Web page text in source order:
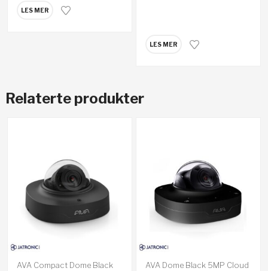
LES MER
LES MER
Relaterte produkter
AVA Compact Dome Black
AVA Dome Black 5MP Cloud